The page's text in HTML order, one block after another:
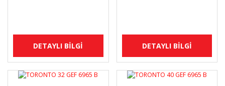
DETAYLI BİLGİ DETAYLI BİLGİ